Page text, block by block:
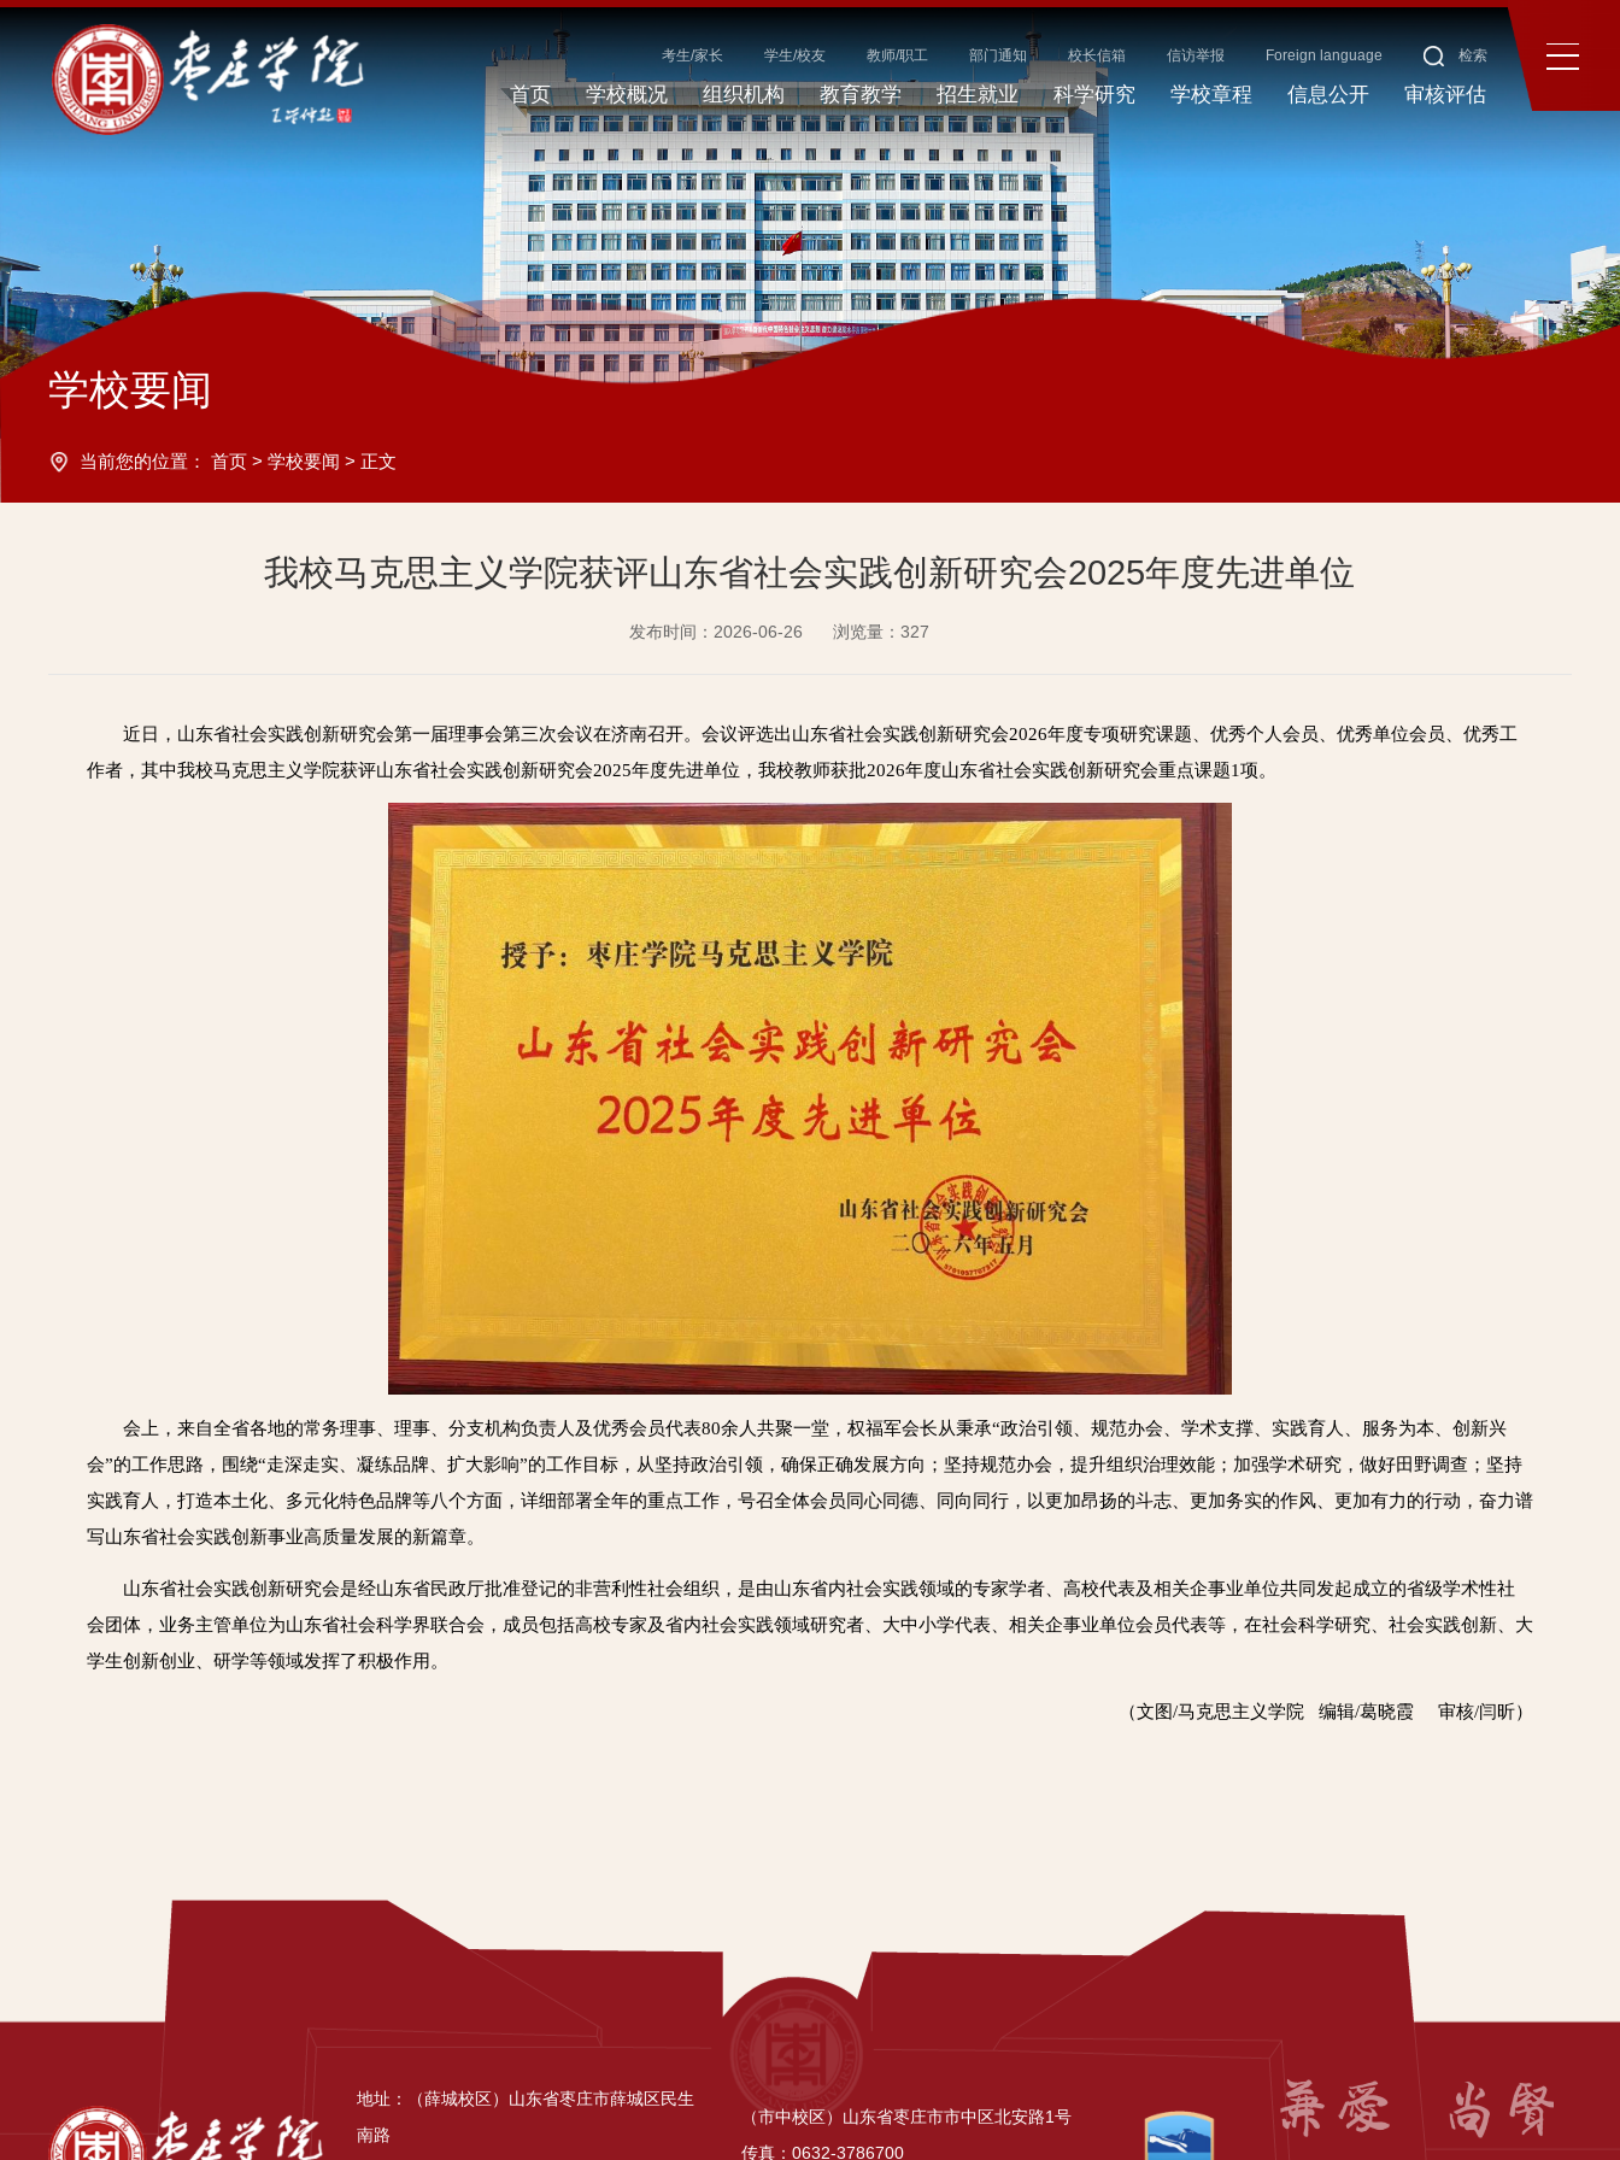
考生/家长 学生/校友 教师/职工 部门通知 校长信箱 信访举报 Foreign language 检索
首页 学校概况 组织机构 教育教学 招生就业 科学研究 学校章程 信息公开 审核评估
学校要闻
当前您的位置： 首页> 学校要闻 > 正文
我校马克思主义学院获评山东省社会实践创新研究会2025年度先进单位
发布时间：2026-06-26 浏览量：327
近日，山东省社会实践创新研究会第一届理事会第三次会议在济南召开。会议评选出山东省社会实践创新研究会2026年度专项研究课题、优秀个人会员、优秀单位会员、优秀工
作者，其中我校马克思主义学院获评山东省社会实践创新研究会2025年度先进单位，我校教师获批2026年度山东省社会实践创新研究会重点课题1项。
会上，来自全省各地的常务理事、理事、分支机构负责人及优秀会员代表80余人共聚一堂，权福军会长从秉承“政治引领、规范办会、学术支撑、实践育人、服务为本、创新兴
会”的工作思路，围绕“走深走实、凝练品牌、扩大影响”的工作目标，从坚持政治引领，确保正确发展方向；坚持规范办会，提升组织治理效能；加强学术研究，做好田野调查；坚持
实践育人，打造本土化、多元化特色品牌等八个方面，详细部署全年的重点工作，号召全体会员同心同德、同向同行，以更加昂扬的斗志、更加务实的作风、更加有力的行动，奋力谱
写山东省社会实践创新事业高质量发展的新篇章。
山东省社会实践创新研究会是经山东省民政厅批准登记的非营利性社会组织，是由‌山东省内社会实践领域的专家学者、高校代表及相关企事业单位‌共同发起成立的省级学术性社
会团体，‌业务主管单位‌为‌山东省社会科学界联合会‌，成员包括高校专家及省内社会实践领域研究者、大中小学代表、相关企事业单位会员代表等，在社会科学研究、社会实践创新、大
学生创新创业、研学等领域发挥了积极作用。‌‌
（文图/马克思主义学院 编辑/葛晓霞 审核/闫昕）
地址：（薛城校区）山东省枣庄市薛城区民生
南路
（市中校区）山东省枣庄市市中区北安路1号
传真：0632-3786700